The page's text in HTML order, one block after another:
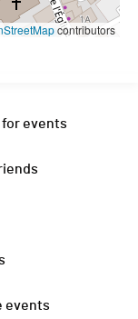
contributors
events
events